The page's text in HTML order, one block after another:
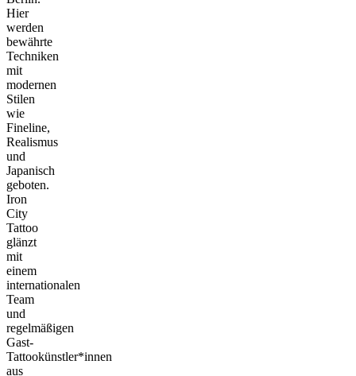
Hier
werden
bewährte
Techniken
mit
modernen
Stilen
wie
Fineline,
Realismus
und
Japanisch
geboten.
Iron
City
Tattoo
glänzt
mit
einem
internationalen
Team
und
regelmäßigen
Gast-
Tattookünstler*innen
aus